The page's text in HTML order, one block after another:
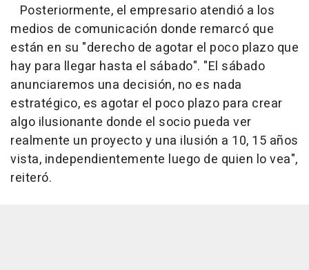
Posteriormente, el empresario atendió a los
medios de comunicación donde remarcó que
están en su "derecho de agotar el poco plazo que
hay para llegar hasta el sábado". "El sábado
anunciaremos una decisión, no es nada
estratégico, es agotar el poco plazo para crear
algo ilusionante donde el socio pueda ver
realmente un proyecto y una ilusión a 10, 15 años
vista, independientemente luego de quien lo vea",
reiteró.